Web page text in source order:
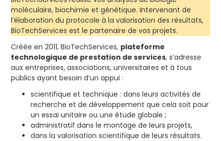
moléculaire, biochimie et génétique. Intervenant de
l’élaboration du protocole à la valorisation des résultats,
BioTechServices est le partenaire de vos projets.
Créée en 2011, BioTechServices, plateforme
technologique de prestation de services, s’adresse
aux entreprises, associations, universitaires et à tous
publics ayant besoin d’un appui :
scientifique et technique : dans leurs activités de
recherche et de développement que cela soit pour
un essai unitaire ou une étude globale ;
administratif dans le montage de leurs projets,
dans la valorisation scientifique de leurs résultats.